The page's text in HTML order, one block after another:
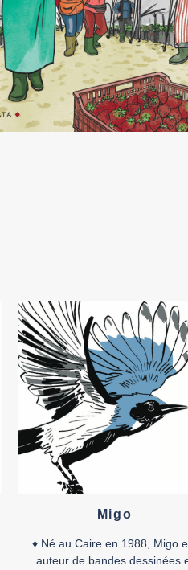
Migo
♦ Né au Caire en 1988, Migo
auteur de bandes dessinées